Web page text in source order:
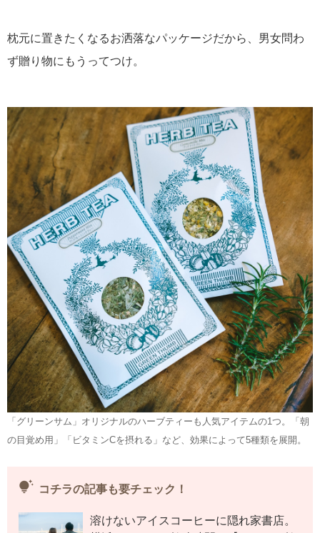
枕元に置きたくなるお洒落なパッケージだから、男女問わ
ず贈り物にもうってつけ。
「グリーンサム」オリジナルのハーブティーも人気アイテムの1つ。「朝
の目覚め用」「ビタミンCを摂れる」など、効果によって5種類を展開。
tips_and_updates コチラの記事も要チェック！
溶けないアイスコーヒーに隠れ家書店。